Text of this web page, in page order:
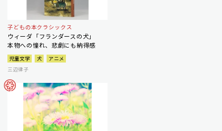
子どもの本クラシックス
ウィーダ「フランダースの犬」
本物への憧れ、悲劇にも納得感
児童文学 犬
アニメ
三辺律子